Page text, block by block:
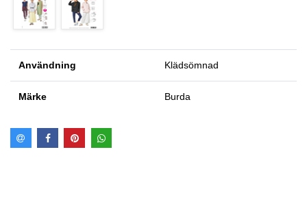
Användning Klädsömnad
Märke Burda